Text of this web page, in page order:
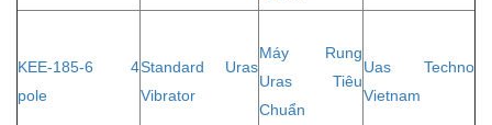
KEE-185-6 4
pole
Standard Uras
Vibrator
Máy Rung
Uras Tiêu
Chuẩn
Uas Techno
Vietnam